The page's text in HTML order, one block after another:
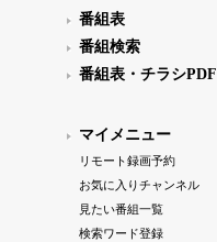
番組表
番組検索
番組表・チラシPDF
マイメニュー
リモート録画予約
お気に入りチャンネル
見たい番組一覧
検索ワード登録